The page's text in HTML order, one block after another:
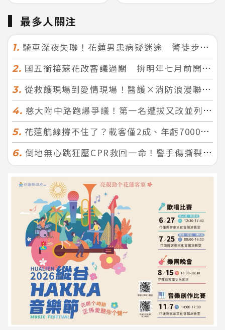
最多人關注
1. 騎車深夜失聯！花蓮男患病疑迷途 警徒步百米急尋救回一命
2. 國五銜接蘇花改審議過關 拚明年七月前開工！台北花蓮2小時生活圈成形
3. 從救護現場到愛情現場！醫護×消防浪漫聯誼 32人配對成功5對
4. 慈大附中路跑爆爭議！第一名遭拔又改並列 家長怒：難以接受
5. 花蓮航線撐不住了？載客僅2成、年虧7000萬 華信喊：真的快飛不下去
6. 倒地無心跳狂壓CPR救回一命！警手傷撕裂仍不放手 竟救到藝人何篤霖哥哥